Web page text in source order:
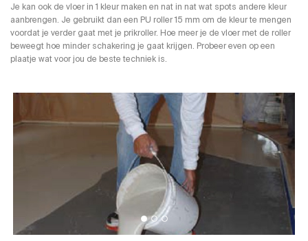
Je kan ook de vloer in 1 kleur maken en nat in nat wat spots andere kleur
aanbrengen. Je gebruikt dan een PU roller 15 mm om de kleur te mengen
voordat je verder gaat met je prikroller. Hoe meer je de vloer met de roller
beweegt hoe minder schakering je gaat krijgen. Probeer even op een
plaatje wat voor jou de beste techniek is.